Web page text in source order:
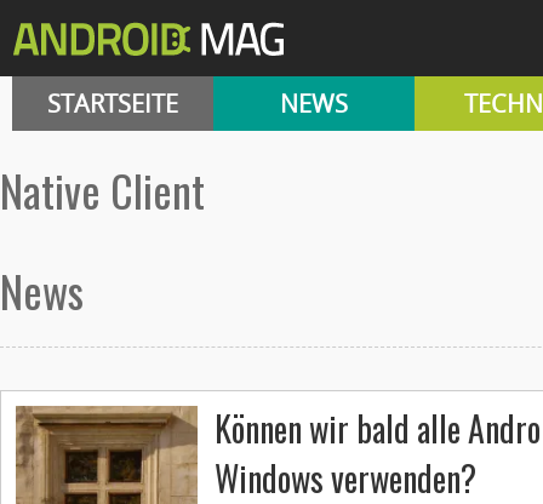
STARTSEITE NEWS
Native Client
News
Können wir bald alle
Windows verwenden?